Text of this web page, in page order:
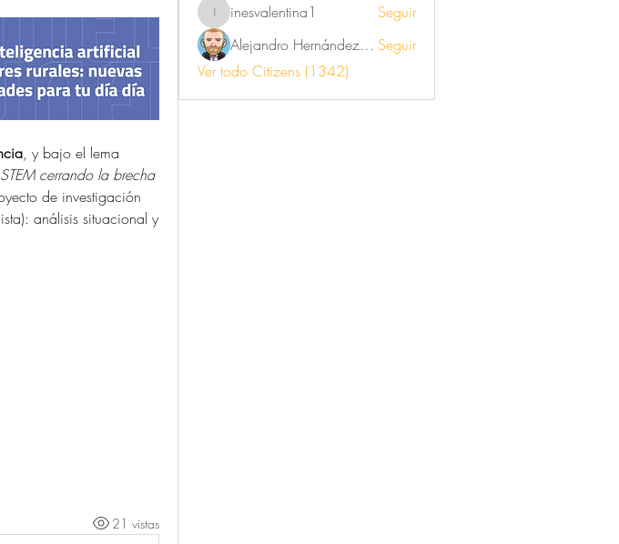
, y bajo el lema
cerrando la brecha
de investigación
análisis situacional y
21 vistas
inesvalentina1
inesvalentina1
Seguir
Alejandro Hernández Renner Seguir
Ver todo Citizens (1342)